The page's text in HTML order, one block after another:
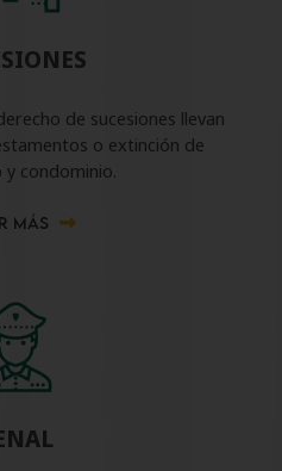
de sucesiones llevan
o extinción de
y condominio.
MÁS